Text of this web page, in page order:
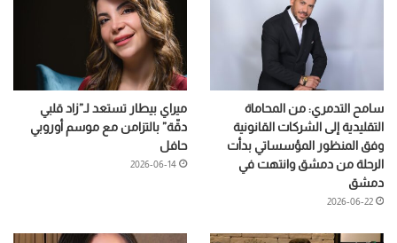
سامح التدمري: من المحاماة
التقليدية إلى الشركات القانونية
وفق المنظور المؤسساتي بدأت
الرحلة من دمشق وانتهت في
دمشق
2026-06-22
ميراي بيطار تستعد لـ”زاد قلبي
دقّة” بالتزامن مع موسم أوروبي
حافل
2026-06-14